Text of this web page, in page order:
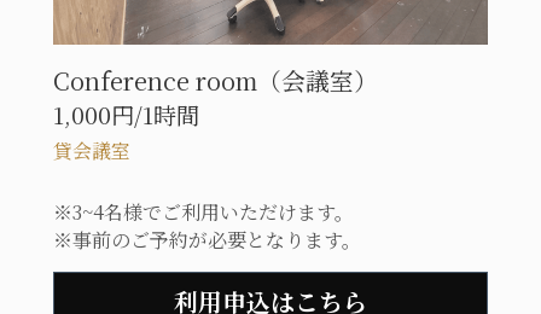
Conference room（会議室）
1,000円/1時間
貸会議室
※3~4名様でご利用いただけます。
※事前のご予約が必要となります。
利用申込はこちら